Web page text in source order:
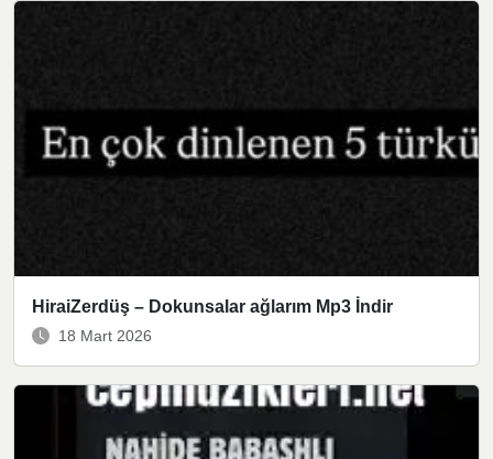
HiraiZerdüş – Dokunsalar ağlarım Mp3 İndir
18 Mart 2026